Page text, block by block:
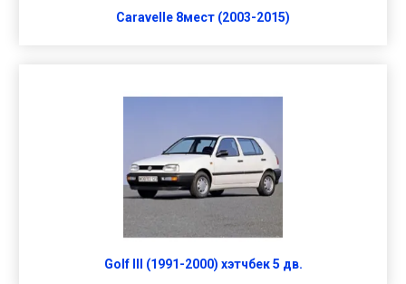
Caravelle 8мест (2003-2015)
Golf III (1991-2000) хэтчбек 5 дв.